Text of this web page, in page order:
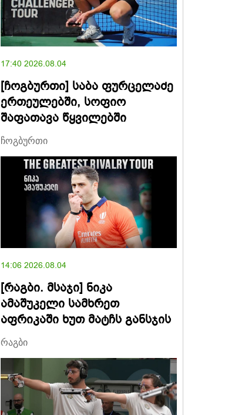
17:40 2026.08.04
[ჩოგბურთი] საბა ფურცელაძე
ერთეულებში, სოფიო
შაფათავა წყვილებში
ჩოგბურთი
14:06 2026.08.04
[რაგბი. მსაჯი] ნიკა
ამაშუკელი სამხრეთ
აფრიკაში ხუთ მატჩს განსჯის
რაგბი